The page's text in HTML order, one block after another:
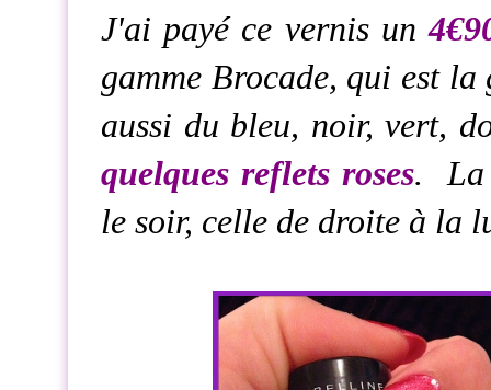
J'ai payé ce vernis un
gamme Brocade, qui est
aussi du bleu, noir, vert,
quelques reflets roses. La
le soir, celle de droite à la